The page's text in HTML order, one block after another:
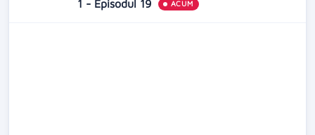
1 - Episodul 19
ACUM